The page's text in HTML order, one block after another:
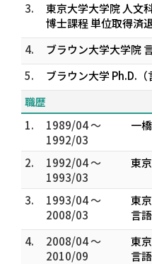
3.
東京大学大学院 人文
博士課程 単位取得済
4.
ブラウン大学大学院
5.
ブラウン大学 Ph.D.（
職歴
1.
1989/04 ～
1992/03
一
2.
1992/04 ～
1993/03
東
3.
1993/04 ～
2008/03
東
言
4.
2008/04 ～
2010/09
東
言